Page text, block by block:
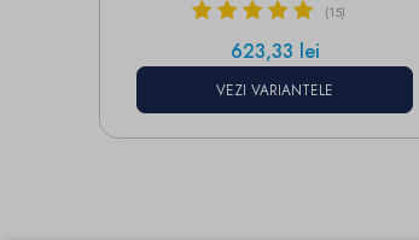
(15)
Pret
623,33 lei
VEZI VARIANTELE